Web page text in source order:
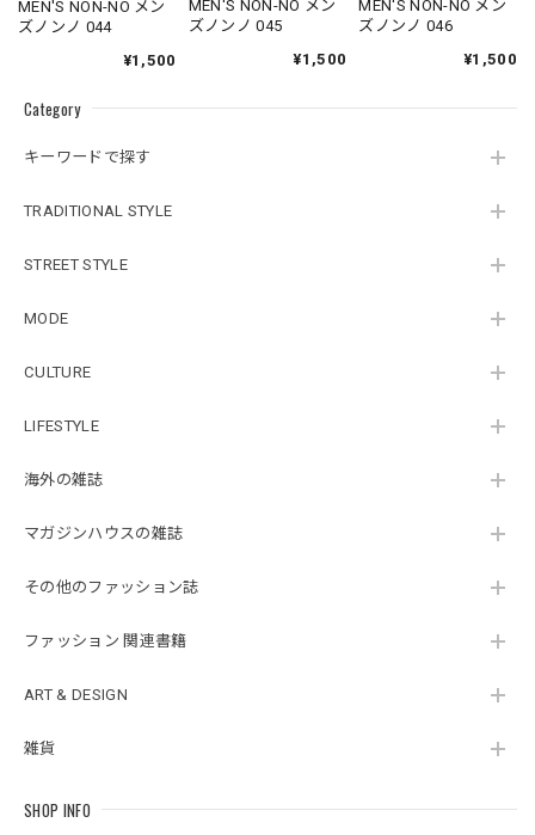
Category
キーワードで探す
TRADITIONAL STYLE
STREET STYLE
MODE
CULTURE
LIFESTYLE
海外の雑誌
マガジンハウスの雑誌
その他のファッション誌
ファッション 関連書籍
ART & DESIGN
雑貨
SHOP INFO
MEN'S NON-NO メン
ズノンノ 044
¥1,500
MEN'S NON-NO メン
ズノンノ 045
¥1,500
MEN'S NON-NO メン
ズノンノ 046
¥1,500